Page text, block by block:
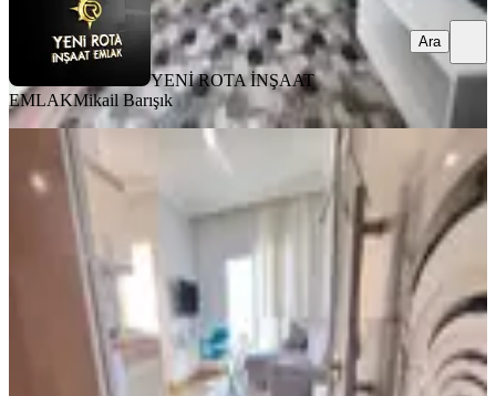
YENİ ROTA İNŞAAT
EMLAKMikail Barışık
Ara
MANZARALI
Yeni Rota'dan Üniversite Civarı
Eşyalı 2+0 Kiralık Daire
Onikişubat, Maarif Mahallesi
·5. Kat 03.08.2026
23.000 ₺